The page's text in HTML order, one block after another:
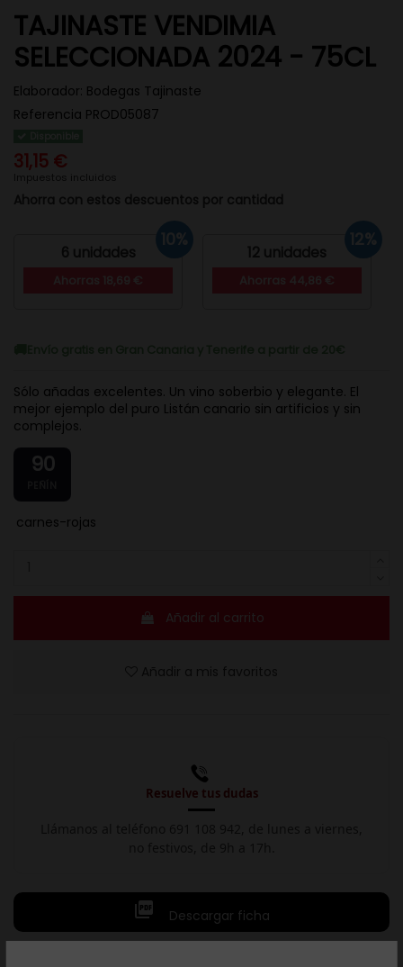
TAJINASTE VENDIMIA
SELECCIONADA 2024 - 75CL
Elaborador: Bodegas Tajinaste
Referencia PROD05087
31,15 €
Impuestos incluidos
Ahorra con estos descuentos por cantidad
6 unidades
10%
12 unidades
12%
Sólo añadas excelentes. Un vino soberbio y elegante. El
mejor ejemplo del puro Listán canario sin artificios y sin
complejos.
90
carnes-rojas
Añadir al carrito
Resuelve tus dudas
 Descargar ficha